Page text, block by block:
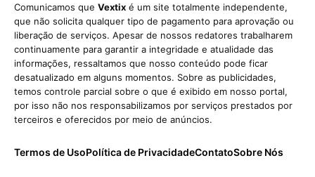
Comunicamos que Vextix é um site totalmente independente,
que não solicita qualquer tipo de pagamento para aprovação ou
liberação de serviços. Apesar de nossos redatores trabalharem
continuamente para garantir a integridade e atualidade das
informações, ressaltamos que nosso conteúdo pode ficar
desatualizado em alguns momentos. Sobre as publicidades,
temos controle parcial sobre o que é exibido em nosso portal,
por isso não nos responsabilizamos por serviços prestados por
terceiros e oferecidos por meio de anúncios.
Termos de UsoPolítica de PrivacidadeContatoSobre Nós